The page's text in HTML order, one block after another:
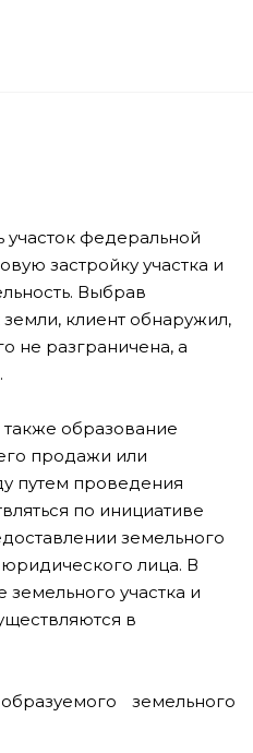
участок федеральной
застройку участка и
Выбрав
клиент обнаружил,
не разграничена, а
образование
продажи или
путем проведения
по инициативе
земельного
лица. В
земельного участка и
в
земельного